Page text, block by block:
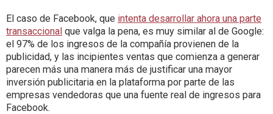
El caso de Facebook, que intenta desarrollar ahora una parte
transaccional que valga la pena, es muy similar al de Google:
el 97% de los ingresos de la compañía provienen de la
publicidad, y las incipientes ventas que comienza a generar
parecen más una manera más de justificar una mayor
inversión publicitaria en la plataforma por parte de las
empresas vendedoras que una fuente real de ingresos para
Facebook.